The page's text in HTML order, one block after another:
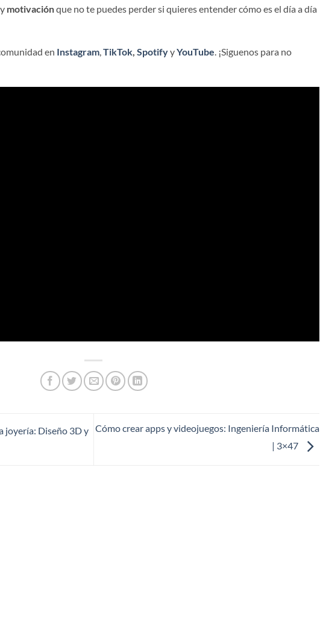
motivaciónque no te puedes perder si quieres entender cómo es el día a día
en Instagram,TikTok, SpotifyyYouTube. ¡Siguenos para no
joyería: Diseño 3D y Cómo crear apps y videojuegos: Ingeniería Informática
| 3×47